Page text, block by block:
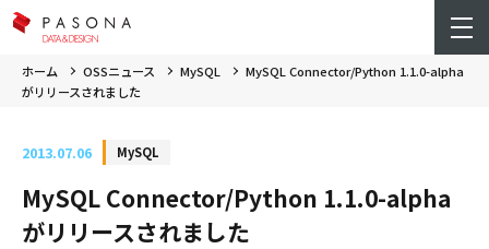
ホーム OSSニュース MySQL
MySQL Connector/Python 1.1.0-alpha
がリリースされました
2013.07.06 MySQL
MySQL Connector/Python 1.1.0-alpha
がリリースされました